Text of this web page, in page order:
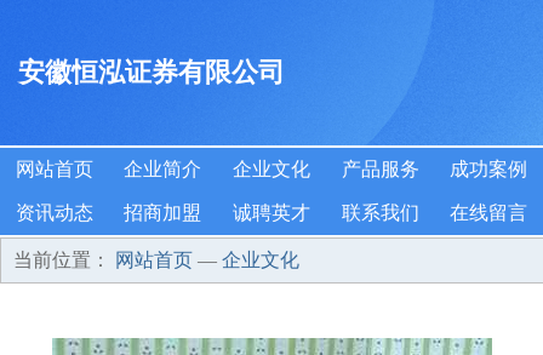
安徽恒泓证券有限公司
网站首页 企业简介 企业文化 产品服务 成功案例
资讯动态 招商加盟 诚聘英才 联系我们 在线留言
当前位置： 网站首页 — 企业文化